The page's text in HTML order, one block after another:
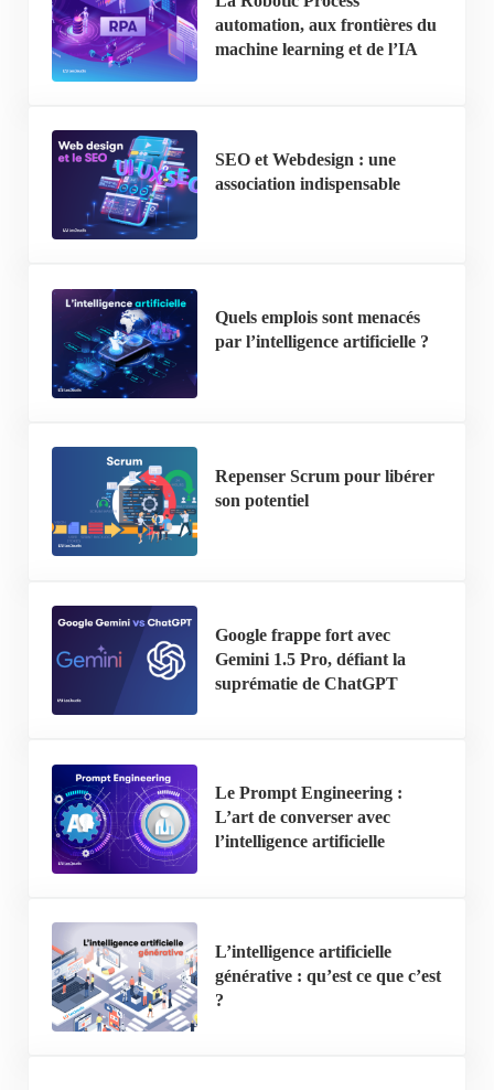
automation, aux frontières du
machine learning et de l’IA
SEO et Webdesign : une
association indispensable
Quels emplois sont menacés
par l’intelligence artificielle ?
Repenser Scrum pour libérer
son potentiel
Google frappe fort avec
Gemini 1.5 Pro, défiant la
suprématie de ChatGPT
Le Prompt Engineering :
L’art de converser avec
l’intelligence artificielle
L’intelligence artificielle
générative : qu’est ce que c’est
?